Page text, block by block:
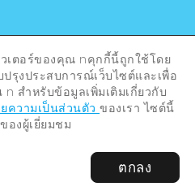
Association /
/ Hiroshima City .
เตอร์ของคุณ nคุกกี้นี้ถูกใช้โดย
รุงประสบการณ์เว็บไซต์และเพื่อ
สำหรับข้อมูลเพิ่มเติมเกี่ยวกับ
ความเป็นส่วนตัวของเรา ไซต์นี้
งผู้เยี่ยมชม
ตกลง